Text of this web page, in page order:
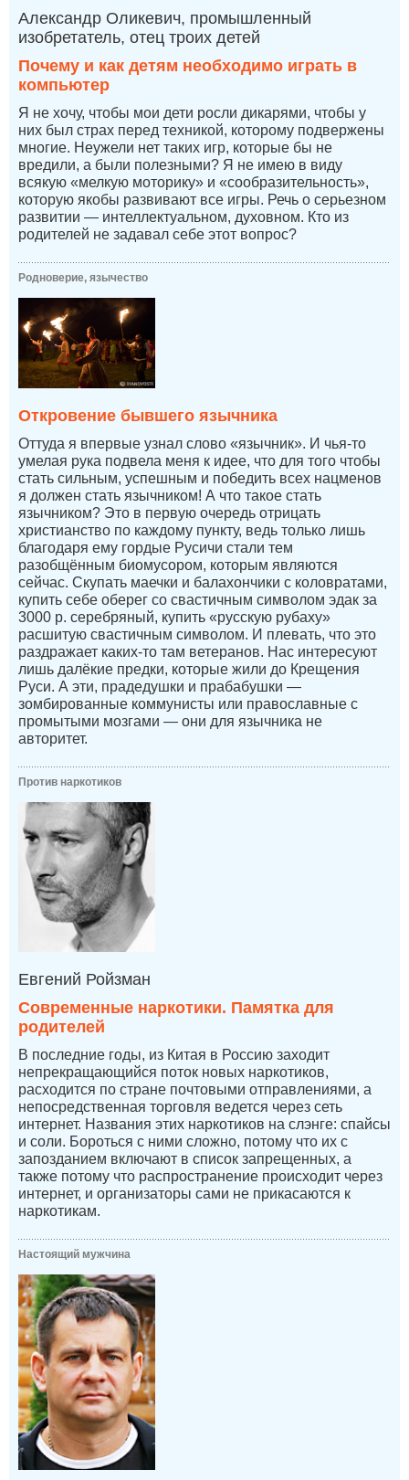
Александр Оликевич, промышленный
изобретатель, отец троих детей
Почему и как детям необходимо играть в
компьютер
Я не хочу, чтобы мои дети росли дикарями, чтобы у
них был страх перед техникой, которому подвержены
многие. Неужели нет таких игр, которые бы не
вредили, а были полезными? Я не имею в виду
всякую «мелкую моторику» и «сообразительность»,
которую якобы развивают все игры. Речь о серьезном
развитии — интеллектуальном, духовном. Кто из
родителей не задавал себе этот вопрос?
Родноверие, язычество
Откровение бывшего язычника
Оттуда я впервые узнал слово «язычник». И чья-то
умелая рука подвела меня к идее, что для того чтобы
стать сильным, успешным и победить всех нацменов
я должен стать язычником! А что такое стать
язычником? Это в первую очередь отрицать
христианство по каждому пункту, ведь только лишь
благодаря ему гордые Русичи стали тем
разобщённым биомусором, которым являются
сейчас. Скупать маечки и балахончики с коловратами,
купить себе оберег со свастичным символом эдак за
3000 р. серебряный, купить «русскую рубаху»
расшитую свастичным символом. И плевать, что это
раздражает каких-то там ветеранов. Нас интересуют
лишь далёкие предки, которые жили до Крещения
Руси. А эти, прадедушки и прабабушки —
зомбированные коммунисты или православные с
промытыми мозгами — они для язычника не
авторитет.
Против наркотиков
Евгений Ройзман
Современные наркотики. Памятка для
родителей
В последние годы, из Китая в Россию заходит
непрекращающийся поток новых наркотиков,
расходится по стране почтовыми отправлениями, а
непосредственная торговля ведется через сеть
интернет. Названия этих наркотиков на слэнге: спайсы
и соли. Бороться с ними сложно, потому что их с
запозданием включают в список запрещенных, а
также потому что распространение происходит через
интернет, и организаторы сами не прикасаются к
наркотикам.
Настоящий мужчина